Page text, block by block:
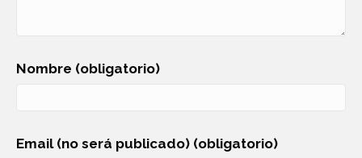
Nombre (obligatorio)
Email (no será publicado) (obligatorio)